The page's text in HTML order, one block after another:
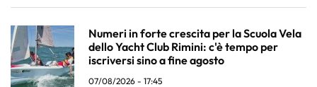
Numeri in forte crescita per la Scuola Vela
dello Yacht Club Rimini: c'è tempo per
iscriversi sino a fine agosto
07/08/2026 - 17:45